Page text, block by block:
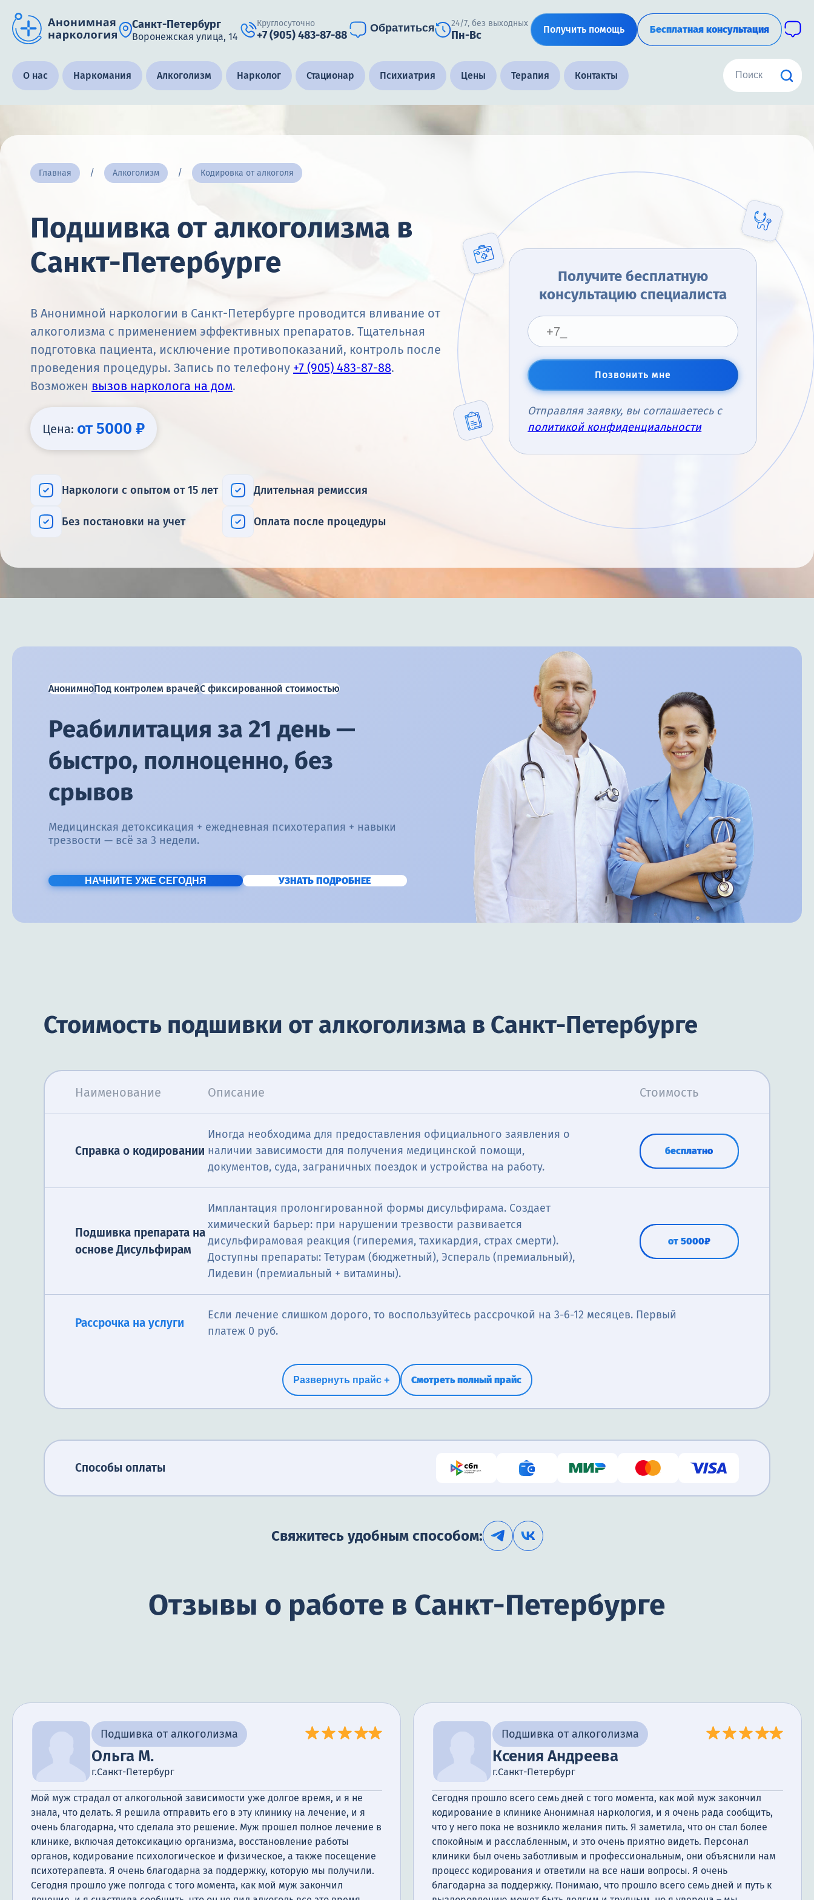
Санкт-Петербург
Воронежская улица, 14
Круглосуточно
+7 (905) 483-87-88
Обратиться 24/7, без выходных
Пн-Вс Получить помощь Бесплатная консультация
Получить помощь специалиста
Адрес call-центра
Санкт-Петербург, Воронежская улица, 14
О нас Наркомания Алкоголизм Нарколог Стационар Психиатрия Цены Терапия Контакты
Главная Алкоголизм Кодировка от алкоголя
Подшивка от алкоголизма в
Санкт-Петербурге
В Анонимной наркологии в Санкт-Петербурге проводится вливание от
алкоголизма с применением эффективных препаратов. Тщательная
подготовка пациента, исключение противопоказаний, контроль после
проведения процедуры. Запись по телефону +7 (905) 483-87-88.
Возможен вызов нарколога на дом.
Цена: от 5000 ₽
Наркологи с опытом от 15 лет Длительная ремиссия
Без постановки на учет Оплата после процедуры
Получите бесплатную
консультацию специалиста
Позвонить мне
Отправляя заявку, вы соглашаетесь с
политикой конфиденциальности
АнонимноПод контролем врачейС фиксированной стоимостью
Реабилитация за 21 день —
быстро, полноценно, без
срывов
Медицинская детоксикация + ежедневная психотерапия + навыки
трезвости — всё за 3 недели.
НАЧНИТЕ УЖЕ СЕГОДНЯ УЗНАТЬ ПОДРОБНЕЕ
Стоимость подшивки от алкоголизма в Санкт-Петербурге
Наименование Описание Стоимость
Справка о кодировании
Иногда необходима для предоставления официального заявления о
наличии зависимости для получения медицинской помощи,
документов, суда, заграничных поездок и устройства на работу.
бесплатно
Подшивка препарата на
основе Дисульфирам
Имплантация пролонгированной формы дисульфирама. Создает
химический барьер: при нарушении трезвости развивается
дисульфирамовая реакция (гиперемия, тахикардия, страх смерти).
Доступны препараты: Тетурам (бюджетный), Эспераль (премиальный),
Лидевин (премиальный + витамины).
от 5000₽
Рассрочка на услуги
Если лечение слишком дорого, то воспользуйтесь рассрочкой на 3-6-12 месяцев. Первый
платеж 0 руб.
Развернуть прайс + Смотреть полный прайс
Способы оплаты
Свяжитесь удобным способом:
Отзывы о работе в Санкт-Петербурге
Подшивка от алкоголизма
Ольга М.
г.Санкт-Петербург
Мой муж страдал от алкогольной зависимости уже долгое время, и я не
знала, что делать. Я решила отправить его в эту клинику на лечение, и я
очень благодарна, что сделала это решение. Муж прошел полное лечение в
клинике, включая детоксикацию организма, восстановление работы
органов, кодирование психологическое и физическое, а также посещение
психотерапевта. Я очень благодарна за поддержку, которую мы получили.
Сегодня прошло уже полгода с того момента, как мой муж закончил
Подшивка от алкоголизма
Ксения Андреева
г.Санкт-Петербург
Сегодня прошло всего семь дней с того момента, как мой муж закончил
кодирование в клинике Анонимная наркология, и я очень рада сообщить,
что у него пока не возникло желания пить. Я заметила, что он стал более
спокойным и расслабленным, и это очень приятно видеть. Персонал
клиники был очень заботливым и профессиональным, они объяснили нам
процесс кодирования и ответили на все наши вопросы. Я очень
благодарна за поддержку. Понимаю, что прошло всего семь дней и путь к